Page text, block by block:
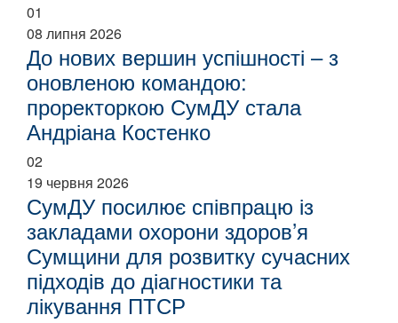
01
08 липня 2026
До нових вершин успішності – з
оновленою командою:
проректоркою СумДУ стала
Андріана Костенко
02
19 червня 2026
СумДУ посилює співпрацю із
закладами охорони здоров’я
Сумщини для розвитку сучасних
підходів до діагностики та
лікування ПТСР